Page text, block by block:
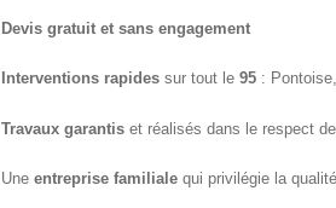
Devis gratuit et sans engagement
Interventions rapides sur tout le 95 :
Travaux garantis et réalisés dans le respect
Une entreprise familiale qui privilégie la